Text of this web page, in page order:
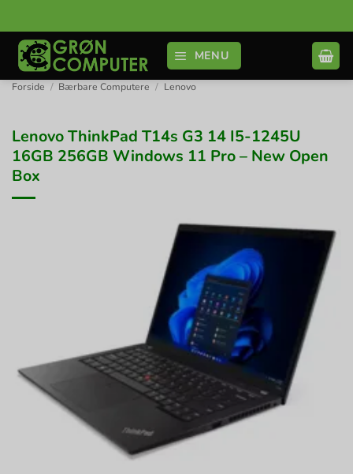
til
indhold
MENU
Forside / Bærbare Computere / Lenovo
Lenovo ThinkPad T14s G3 14 I5-1245U
16GB 256GB Windows 11 Pro – New Open
Box